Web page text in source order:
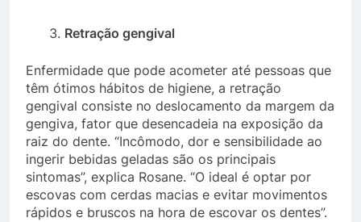
Retração gengival
Enfermidade que pode acometer até pessoas que
têm ótimos hábitos de higiene, a retração
gengival consiste no deslocamento da margem da
gengiva, fator que desencadeia na exposição da
raiz do dente. “Incômodo, dor e sensibilidade ao
ingerir bebidas geladas são os principais
sintomas”, explica Rosane. “O ideal é optar por
escovas com cerdas macias e evitar movimentos
rápidos e bruscos na hora de escovar os dentes”.